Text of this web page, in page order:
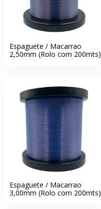
Espaguete / Macarrao
2,50mm (Rolo com 200mts)
Espaguete / Macarrao
3,00mm (Rolo com 200mts)